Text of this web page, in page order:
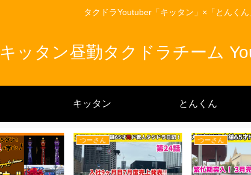
タクドラYoutuber「キッタン」×「とんくん
キッタン昼勤タクドラチーム
キッタン とんくん
キッタン とんくん